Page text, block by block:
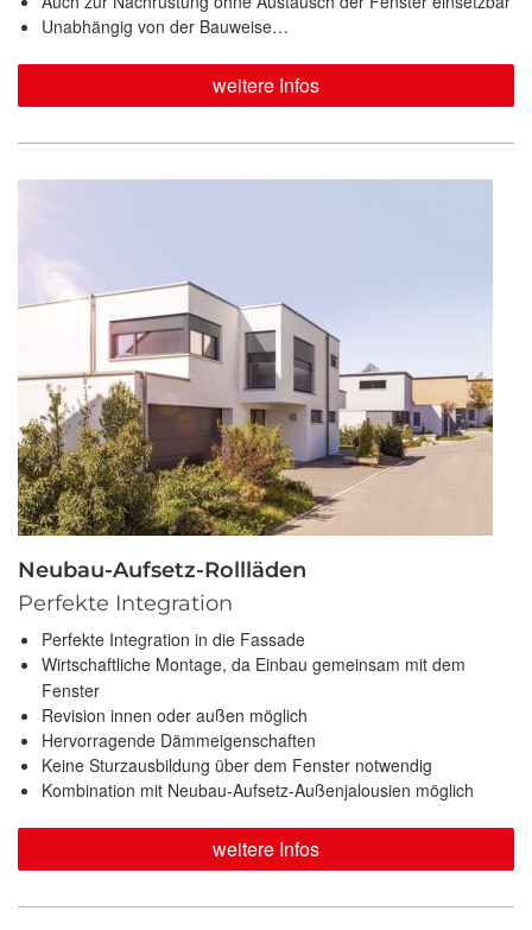
Unabhängig von der Bauweise…
weitere Infos
Neubau-Aufsetz-Rollläden
Perfekte Integration
Perfekte Integration in die Fassade
Wirtschaftliche Montage, da Einbau gemeinsam mit dem
Fenster
Revision innen oder außen möglich
Hervorragende Dämmeigenschaften
Keine Sturzausbildung über dem Fenster notwendig
Kombination mit Neubau-Aufsetz-Außenjalousien möglich
weitere Infos